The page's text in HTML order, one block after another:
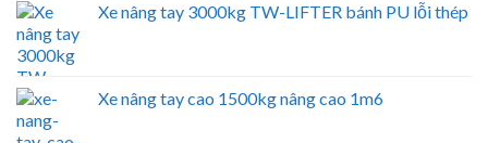
Xe nâng tay 3000kg TW-LIFTER bánh PU lỗi thép
Xe nâng tay cao 1500kg nâng cao 1m6